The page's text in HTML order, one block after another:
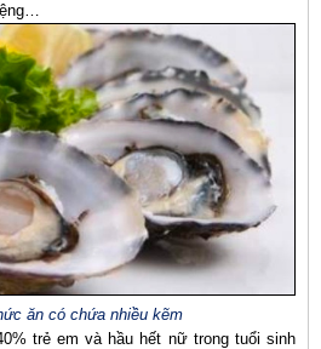
ăn có chứa nhiều kẽm
trẻ em và hầu hết nữ trong tuổi sinh